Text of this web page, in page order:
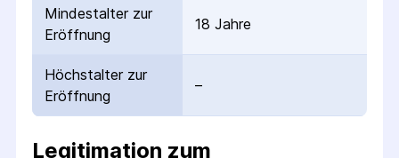
Mindestalter zur
Eröffnung
18 Jahre
Höchstalter zur
Eröffnung
–
Legitimation zum